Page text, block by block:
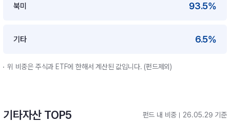
북미 93.5%
기타 6.5%
위 비중은 주식과 ETF에 한해서 계산된 값입니다. (펀드제외)
기타자산 TOP5 펀드 내 비중 26.05.29 기준